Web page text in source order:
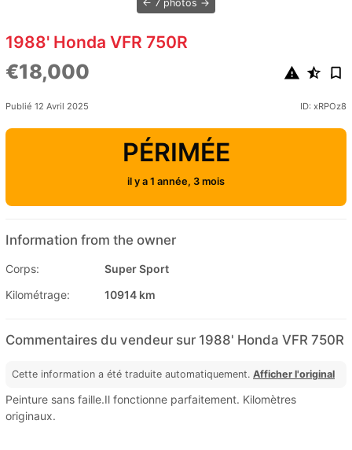
7 photos
1988' Honda VFR 750R
€18,000
Publié 12 Avril 2025 ID: xRPOz8
PÉRIMÉE
il y a 1 année, 3 mois
Information from the owner
Corps:
Super Sport
Kilométrage:
10914 km
Commentaires du vendeur sur 1988' Honda VFR 750R
Cette information a été traduite automatiquement. Afficher l'original
Peinture sans faille.Il fonctionne parfaitement. Kilomètres
originaux.